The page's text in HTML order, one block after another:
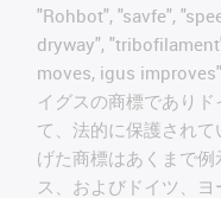
"Rohbot", "savfe",
dryway",
moves, igus
イグスの商標であり
て、法的に保護され
げた商標はあくまで
ス、およびドイツ、ヨ